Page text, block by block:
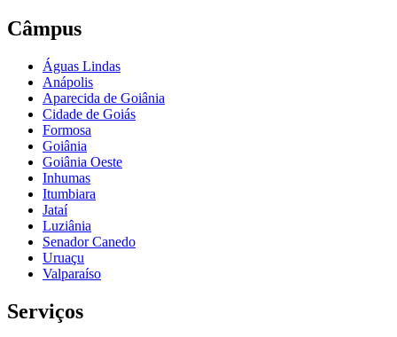
Câmpus
Águas Lindas
Anápolis
Aparecida de Goiânia
Cidade de Goiás
Formosa
Goiânia
Goiânia Oeste
Inhumas
Itumbiara
Jataí
Luziânia
Senador Canedo
Uruaçu
Valparaíso
Serviços